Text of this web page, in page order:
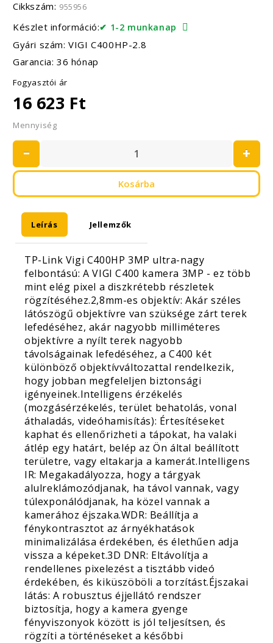
Cikkszám: 955956
Készlet információ:✔ 1-2 munkanap
Gyári szám: VIGI C400HP-2.8
Garancia: 36 hónap
Fogyasztói ár
16 623 Ft
Mennyiség
Kosárba
Leírás Jellemzők
TP-Link Vigi C400HP 3MP ultra-nagy
felbontású: A VIGI C400 kamera 3MP - ez több
mint elég pixel a diszkrétebb részletek
rögzítéséhez.2,8mm-es objektív: Akár széles
látószögű objektívre van szüksége zárt terek
lefedéséhez, akár nagyobb milliméteres
objektívre a nyílt terek nagyobb
távolságainak lefedéséhez, a C400 két
különböző objektívváltozattal rendelkezik,
hogy jobban megfeleljen biztonsági
igényeinek.Intelligens érzékelés
(mozgásérzékelés, terület behatolás, vonal
áthaladás, videóhamisítás): Értesítéseket
kaphat és ellenőrizheti a tápokat, ha valaki
átlép egy határt, belép az Ön által beállított
területre, vagy eltakarja a kamerát.Intelligens
IR: Megakadályozza, hogy a tárgyak
alulreklámozódjanak, ha távol vannak, vagy
túlexponálódjanak, ha közel vannak a
kamerához éjszaka.WDR: Beállítja a
fénykontrasztot az árnyékhatások
minimalizálása érdekében, és élethűen adja
vissza a képeket.3D DNR: Eltávolítja a
rendellenes pixelezést a tisztább videó
érdekében, és kiküszöböli a torzítást.Éjszakai
látás: A robusztus éjjellátó rendszer
biztosítja, hogy a kamera gyenge
fényviszonyok között is jól teljesítsen, és
rögzíti a történéseket a későbbi